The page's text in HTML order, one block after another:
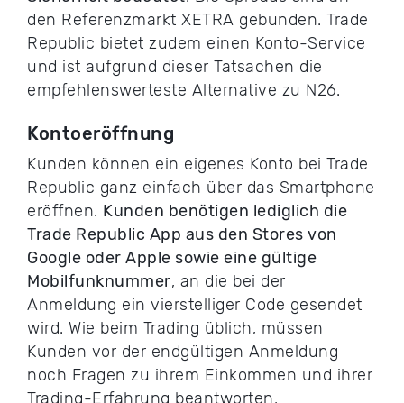
den Referenzmarkt XETRA gebunden. Trade
Republic bietet zudem einen Konto-Service
und ist aufgrund dieser Tatsachen die
empfehlenswerteste Alternative zu N26.
Kontoeröffnung
Kunden können ein eigenes Konto bei Trade
Republic ganz einfach über das Smartphone
eröffnen. Kunden benötigen lediglich die
Trade Republic App aus den Stores von
Google oder Apple sowie eine gültige
Mobilfunknummer, an die bei der
Anmeldung ein vierstelliger Code gesendet
wird. Wie beim Trading üblich, müssen
Kunden vor der endgültigen Anmeldung
noch Fragen zu ihrem Einkommen und ihrer
Trading-Erfahrung beantworten.